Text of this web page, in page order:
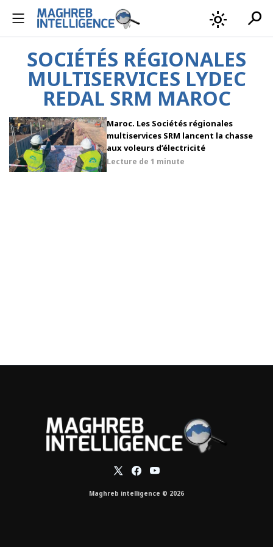
light_mode search
SOCIÉTÉS RÉGIONALES
MULTISERVICES LYDEC
REDAL SRM MAROC
Maroc. Les Sociétés régionales
multiservices SRM lancent la chasse
aux voleurs d’électricité
Lecture de 1 minute
Maghreb intelligence © 2026